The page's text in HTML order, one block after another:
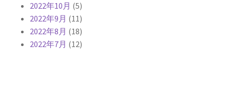
2022年10月 (5)
2022年9月 (11)
2022年8月 (18)
2022年7月 (12)